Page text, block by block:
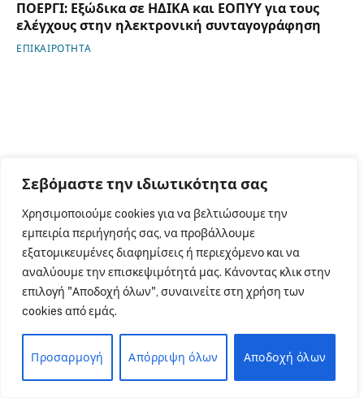
Σεβόμαστε την ιδιωτικότητα σας
Χρησιμοποιούμε cookies για να βελτιώσουμε την
εμπειρία περιήγησής σας, να προβάλλουμε
εξατομικευμένες διαφημίσεις ή περιεχόμενο και να
αναλύουμε την επισκεψιμότητά μας. Κάνοντας κλικ στην
επιλογή "Αποδοχή όλων", συναινείτε στη χρήση των
cookies από εμάς.
Προσαρμογή Απόρριψη όλων Αποδοχή όλων
ΠΟΕΡΓΙ: Εξώδικα σε ΗΔΙΚΑ και ΕΟΠΥΥ για τους
ελέγχους στην ηλεκτρονική συνταγογράφηση
ΕΠΙΚΑΙΡΟΤΗΤΑ